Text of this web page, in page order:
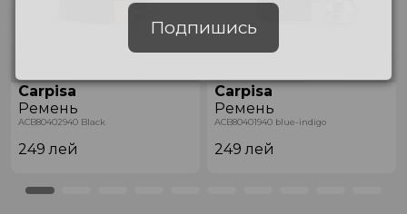
Carpisa
Ремень
ACB80402940 Black
249лей
Carpisa
Ремень
ACB80401940 blue-indigo
249лей
Подпишись